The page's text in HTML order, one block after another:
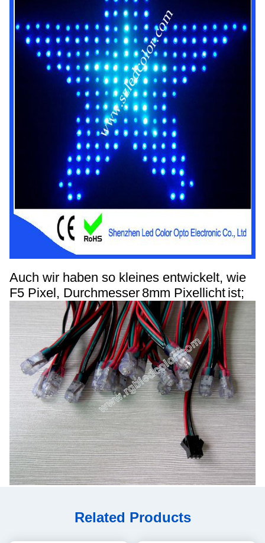
Auch wir haben so kleines entwickelt, wie
F5 Pixel, Durchmesser 8mm Pixellicht ist;
Related Products